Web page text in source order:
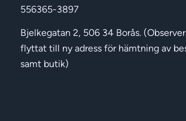
556365-3897
Bjelkegatan 2, 506 34 Borås.
flyttat till ny adress för hämtning av
samt butik)